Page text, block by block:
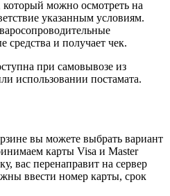
который можно осмотреть на
указанным условиям.
и получает чек.
при самовывозе из
использовании постамата.
вы можете выбрать вариант
карты Visa и Master
вас перенаправит на сервер
ввести номер карты, срок